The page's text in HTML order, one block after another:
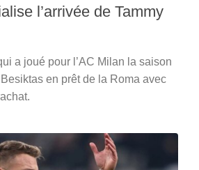
l’arrivée de Tammy
a joué pour l’AC Milan la saison
en prêt de la Roma avec